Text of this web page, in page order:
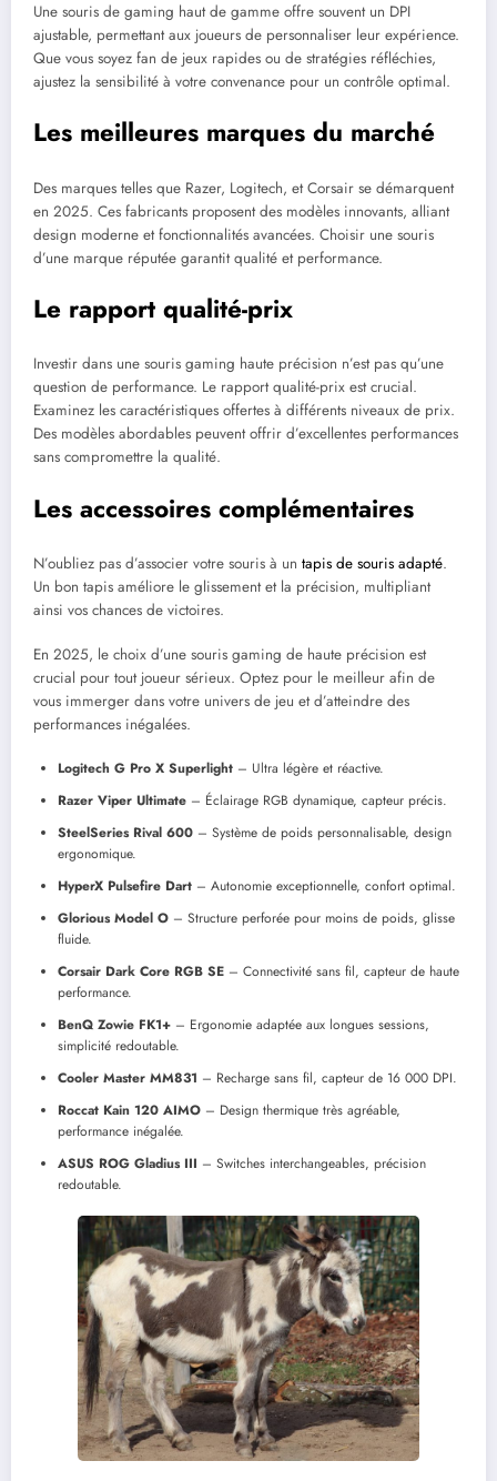
Une souris de gaming haut de gamme offre souvent un DPI
ajustable, permettant aux joueurs de personnaliser leur expérience.
Que vous soyez fan de jeux rapides ou de stratégies réfléchies,
ajustez la sensibilité à votre convenance pour un contrôle optimal.
Les meilleures marques du marché
Des marques telles que Razer, Logitech, et Corsair se démarquent
en 2025. Ces fabricants proposent des modèles innovants, alliant
design moderne et fonctionnalités avancées. Choisir une souris
d’une marque réputée garantit qualité et performance.
Le rapport qualité-prix
Investir dans une souris gaming haute précision n’est pas qu’une
question de performance. Le rapport qualité-prix est crucial.
Examinez les caractéristiques offertes à différents niveaux de prix.
Des modèles abordables peuvent offrir d’excellentes performances
sans compromettre la qualité.
Les accessoires complémentaires
N’oubliez pas d’associer votre souris à un tapis de souris adapté.
Un bon tapis améliore le glissement et la précision, multipliant
ainsi vos chances de victoires.
En 2025, le choix d’une souris gaming de haute précision est
crucial pour tout joueur sérieux. Optez pour le meilleur afin de
vous immerger dans votre univers de jeu et d’atteindre des
performances inégalées.
Logitech G Pro X Superlight – Ultra légère et réactive.
Razer Viper Ultimate – Éclairage RGB dynamique, capteur précis.
SteelSeries Rival 600 – Système de poids personnalisable, design
ergonomique.
HyperX Pulsefire Dart – Autonomie exceptionnelle, confort optimal.
Glorious Model O – Structure perforée pour moins de poids, glisse
fluide.
Corsair Dark Core RGB SE – Connectivité sans fil, capteur de haute
performance.
BenQ Zowie FK1+ – Ergonomie adaptée aux longues sessions,
simplicité redoutable.
Cooler Master MM831 – Recharge sans fil, capteur de 16 000 DPI.
Roccat Kain 120 AIMO – Design thermique très agréable,
performance inégalée.
ASUS ROG Gladius III – Switches interchangeables, précision
redoutable.